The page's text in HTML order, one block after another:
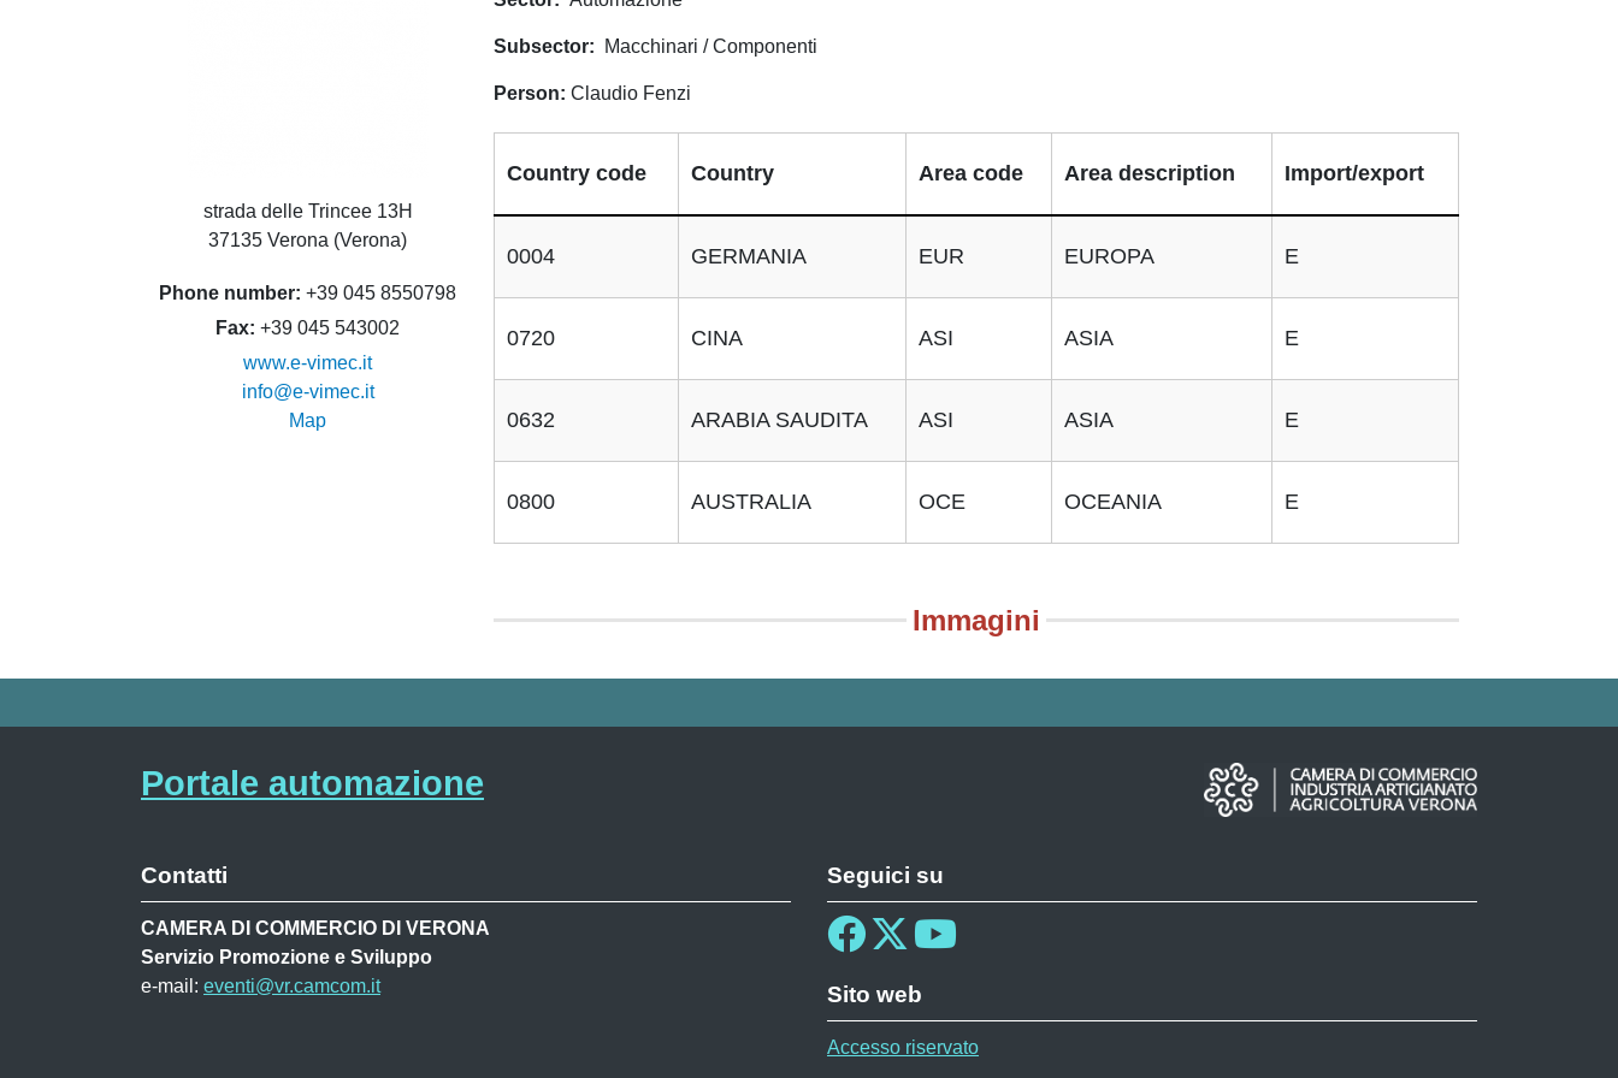
strada delle Trincee 13H
37135 Verona (Verona)
Phone number +39 045 8550798
Fax +39 045 543002
www.e-vimec.it
info@e-vimec.it
Map
Subsector Macchinari / Componenti
Person Claudio Fenzi
Country code Country Area code Area description Import/export
0004 GERMANIA EUR EUROPA E
0720 CINA ASI ASIA E
0632 ARABIA SAUDITA ASI ASIA E
0800 AUSTRALIA OCE OCEANIA E
Immagini
Portale automazione
Contatti
CAMERA DI COMMERCIO DI VERONA
Servizio Promozione e Sviluppo
e-mail: eventi@vr.camcom.it
Seguici su
Sito web
Accesso riservato